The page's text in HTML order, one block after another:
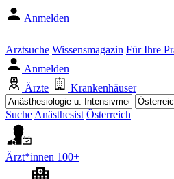
Anmelden
Arztsuche Wissensmagazin Für Ihre
Anmelden
Ärzte
Krankenhäuser
Suche Anästhesist Österreich
Ärzt*innen 100+